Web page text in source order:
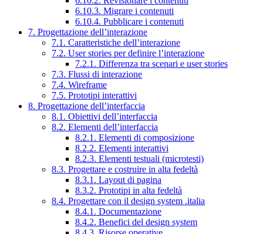
6.10.3. Migrare i contenuti
6.10.4. Pubblicare i contenuti
7. Progettazione dell’interazione
7.1. Caratteristiche dell’interazione
7.2. User stories per definire l’interazione
7.2.1. Differenza tra scenari e user stories
7.3. Flussi di interazione
7.4. Wireframe
7.5. Prototipi interattivi
8. Progettazione dell’interfaccia
8.1. Obiettivi dell’interfaccia
8.2. Elementi dell’interfaccia
8.2.1. Elementi di composizione
8.2.2. Elementi interattivi
8.2.3. Elementi testuali (microtesti)
8.3. Progettare e costruire in alta fedeltà
8.3.1. Layout di pagina
8.3.2. Prototipi in alta fedeltà
8.4. Progettare con il design system .italia
8.4.1. Documentazione
8.4.2. Benefici del design system